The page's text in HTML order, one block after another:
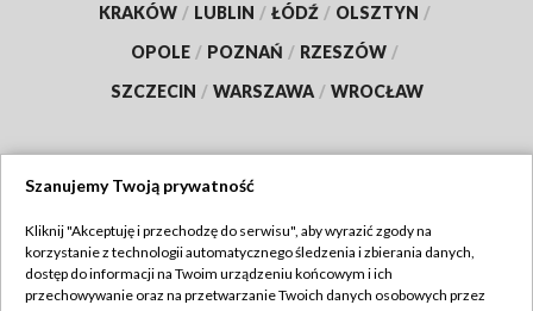
KRAKÓW / LUBLIN / ŁÓDŹ / OLSZTYN /
OPOLE / POZNAŃ / RZESZÓW /
SZCZECIN / WARSZAWA / WROCŁAW
TVP
Abonament TVP
Regulamin TVP
Szanujemy Twoją prywatność
Kliknij "Akceptuję i przechodzę do serwisu", aby wyrazić zgody na
korzystanie z technologii automatycznego śledzenia i zbierania danych,
dostęp do informacji na Twoim urządzeniu końcowym i ich
przechowywanie oraz na przetwarzanie Twoich danych osobowych przez